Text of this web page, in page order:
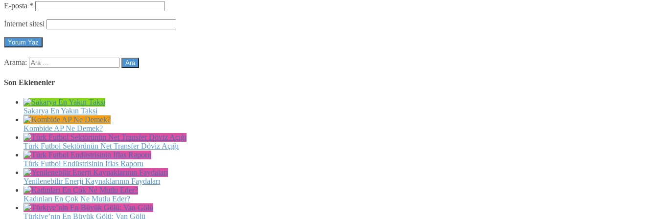
E-posta *
İnternet sitesi
Arama:
Son Eklenenler
Sakarya En Yakın Taksi
Kombide AP Ne Demek?
Türk Futbol Sektörünün Net Transfer Döviz Açığı
Türk Futbol Endüstrisinin İflas Raporu
Yenilenebilir Enerji Kaynaklarının Faydaları
Kadınları En Çok Ne Mutlu Eder?
Türkiye’nin En Büyük Gölü: Van Gölü